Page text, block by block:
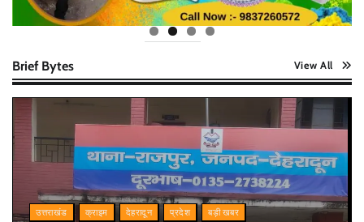
Brief Bytes View All
उत्तराखंड क्राइम देहरादून प्रदेश बड़ी खबर